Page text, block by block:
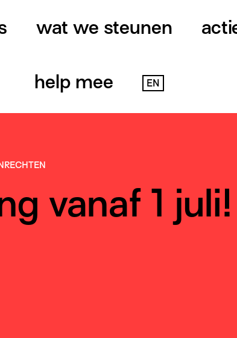
wat we steunen
help mee EN
vanaf 1 juli!